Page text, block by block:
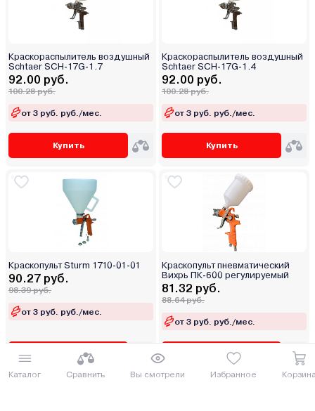
Каталог Сравнить Вы смотрели Избранное
Краскораспылитель воздушный
Schtaer SCH-17G-1.7
92.00 руб.
100.28 руб.
от 3 руб. руб./мес.
Купить
Краскораспылитель воздушный
Schtaer SCH-17G-1.4
92.00 руб.
100.28 руб.
от 3 руб. руб./мес.
Купить
Краскопульт Sturm 1710-01-01
90.27 руб.
98.39 руб.
от 3 руб. руб./мес.
Купить
Краскопульт пневматический
Вихрь ПК-600 регулируемый
81.32 руб.
88.64 руб.
от 3 руб. руб./мес.
Купить